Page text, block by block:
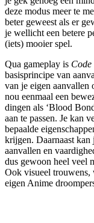
deze modus meer te
beter geweest als er
je wellicht een betere
(iets) mooier spel.
Qua gameplay is
basisprincipe van
van je eigen
nou eenmaal een
dingen als ‘Blood
aan te passen. Je kan
bepaalde
krijgen. Daarnaast kan
aanvallen en
dus gewoon heel veel
Ook visueel trouwens,
eigen Anime